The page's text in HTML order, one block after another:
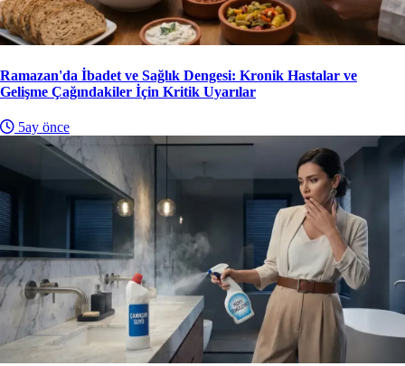
Ramazan'da İbadet ve Sağlık Dengesi: Kronik Hastalar ve
Gelişme Çağındakiler İçin Kritik Uyarılar
5ay önce